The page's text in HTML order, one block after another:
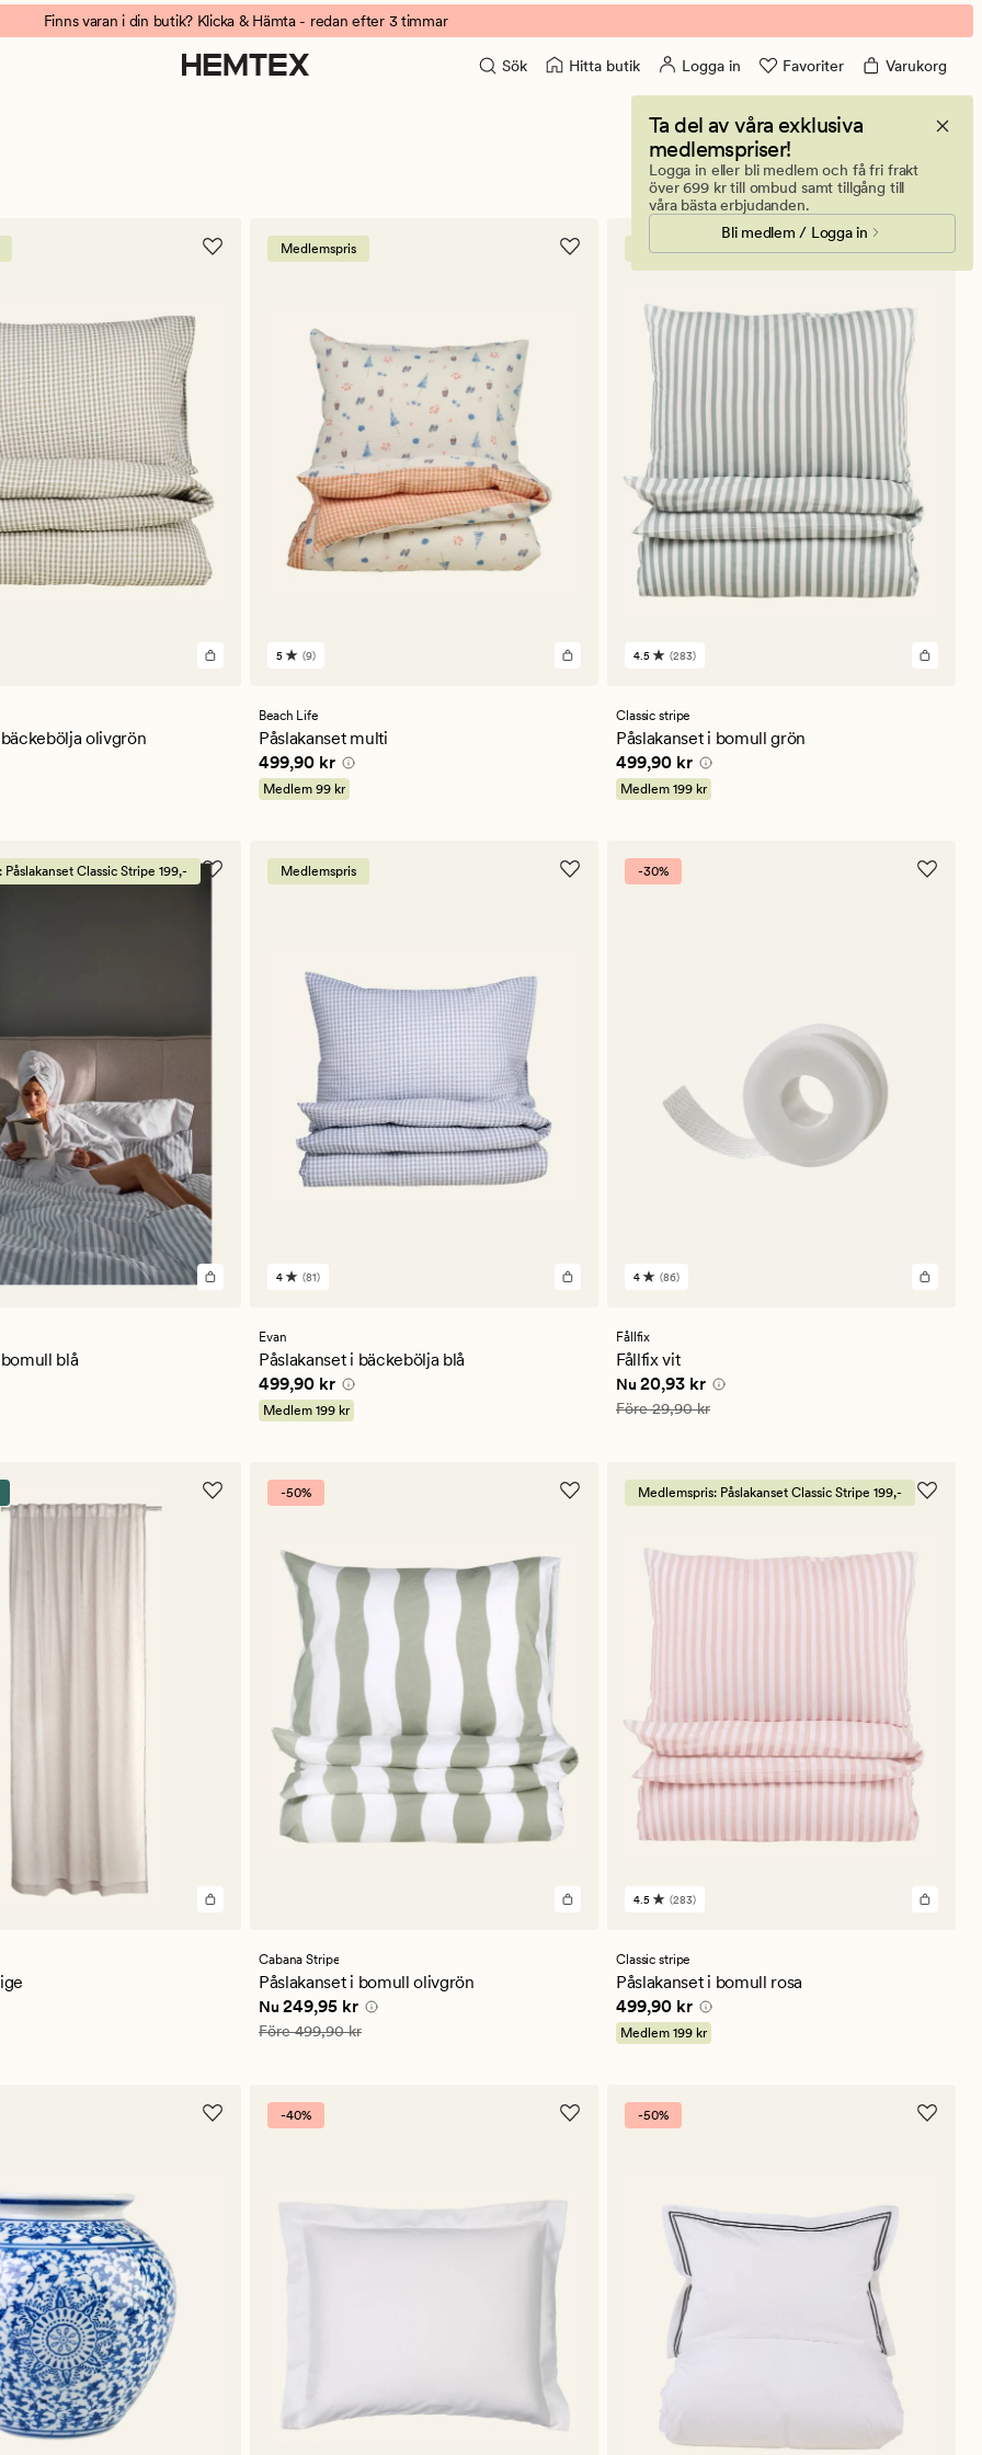
Finns varan i din butik? Klicka & Hämta - redan efter 3 timmar
Sök Hitta butik Logga in Favoriter Varukorg
Ta del av våra exklusiva
medlemspriser!
Logga in eller bli medlem och få fri frakt
över 699 kr till ombud samt tillgång till
våra bästa erbjudanden.
Bli medlem / Logga in
3258 produkter
olivgrön
Medlemspris
9
ett
genomsnittligt
betyg
på
5
5 (9)
Beach Life
Påslakanset multi
Pris 499,90 kr
499,90 kr
Medlem 99 kr
Medlemspris: Påslakanset Classic Stripe 199,-
283
ett
genomsnittligt
betyg
på
4.5
4.5 (283)
Classic stripe
Påslakanset i bomull grön
Pris 499,90 kr
499,90 kr
Medlem 199 kr
Classic Stripe 199,-
blå
Medlemspris
81
ett
genomsnittligt
betyg
på
4
4 (81)
Evan
Påslakanset i bäckebölja blå
Pris 499,90 kr
499,90 kr
Medlem 199 kr
-30%
86
ett
genomsnittligt
betyg
på
4
4 (86)
Fållfix
Fållfix vit
Nuvarande pris
Nu 20,93 kr
Ordinarie pris
Före29,90 kr
-50%
Cabana Stripe
Påslakanset i bomull olivgrön
Nuvarande pris
Nu 249,95 kr
Ordinarie pris 499,90 kr
Före499,90 kr
Medlemspris: Påslakanset Classic Stripe 199,-
283
ett
genomsnittligt
betyg
på
4.5
4.5 (283)
Classic stripe
Påslakanset i bomull rosa
Pris 499,90 kr
499,90 kr
Medlem 199 kr
-40% -50%